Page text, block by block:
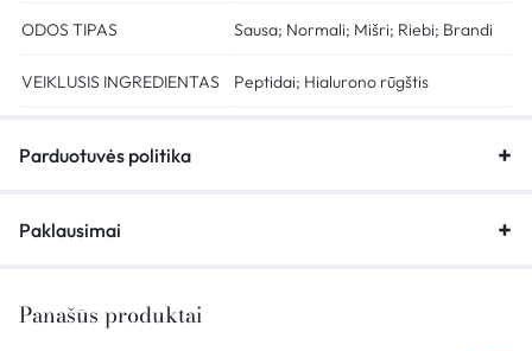
ODOS TIPAS Sausa; Normali; Mišri; Riebi; Brandi
VEIKLUSIS INGREDIENTAS Peptidai; Hialurono rūgštis
Parduotuvės politika
Paklausimai
Panašūs produktai